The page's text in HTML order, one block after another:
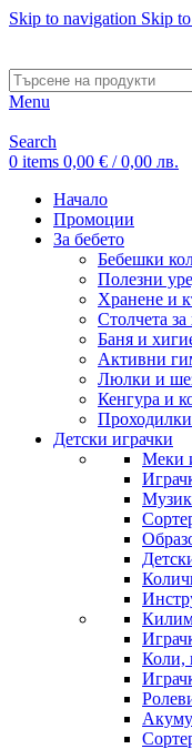
Skip to navigation Skip
Menu
Search
0 items 0,00 € / 0,00 лв.
Начало
Промоции
За бебето
Бебешки
Полезни
Хранене и
Столчета за
Баня и
Активни
Люлки и
Кенгура и
Детски играчки
Меки
Коли,